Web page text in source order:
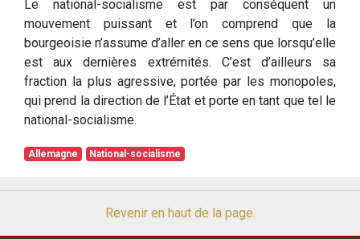
Le national-socialisme est par conséquent un
mouvement puissant et l’on comprend que la
bourgeoisie n’assume d’aller en ce sens que lorsqu’elle
est aux dernières extrémités. C’est d’ailleurs sa
fraction la plus agressive, portée par les monopoles,
qui prend la direction de l’État et porte en tant que tel le
national-socialisme.
Allemagne National-socialisme
Revenir en haut de la page.